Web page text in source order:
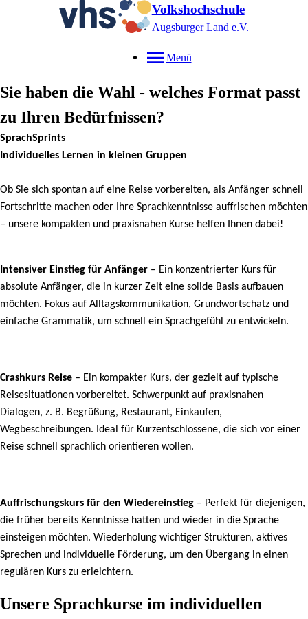
Volkshochschule
Augsburger Land e.V.
Menü
Sie haben die Wahl - welches Format passt
zu Ihren Bedürfnissen?
SprachSprints
Individuelles Lernen in kleinen Gruppen
Ob Sie sich spontan auf eine Reise vorbereiten, als Anfänger schnell
Fortschritte machen oder Ihre Sprachkenntnisse auffrischen möchten
– unsere kompakten und praxisnahen Kurse helfen Ihnen dabei!
Intensiver Einstieg für Anfänger – Ein konzentrierter Kurs für
absolute Anfänger, die in kurzer Zeit eine solide Basis aufbauen
möchten. Fokus auf Alltagskommunikation, Grundwortschatz und
einfache Grammatik, um schnell ein Sprachgefühl zu entwickeln.
Crashkurs Reise – Ein kompakter Kurs, der gezielt auf typische
Reisesituationen vorbereitet. Schwerpunkt auf praxisnahen
Dialogen, z. B. Begrüßung, Restaurant, Einkaufen,
Wegbeschreibungen. Ideal für Kurzentschlossene, die sich vor einer
Reise schnell sprachlich orientieren wollen.
Auffrischungskurs für den Wiedereinstieg – Perfekt für diejenigen,
die früher bereits Kenntnisse hatten und wieder in die Sprache
einsteigen möchten. Wiederholung wichtiger Strukturen, aktives
Sprechen und individuelle Förderung, um den Übergang in einen
regulären Kurs zu erleichtern.
Unsere Sprachkurse im individuellen